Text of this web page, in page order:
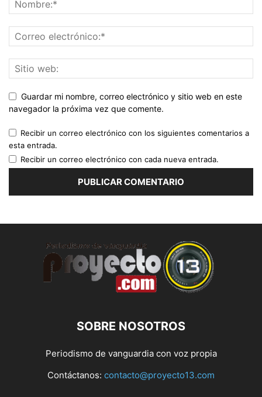
Guardar mi nombre, correo electrónico y sitio web en este
navegador la próxima vez que comente.
Recibir un correo electrónico con los siguientes comentarios a
esta entrada.
Recibir un correo electrónico con cada nueva entrada.
SOBRE NOSOTROS
Periodismo de vanguardia con voz propia
Contáctanos: contacto@proyecto13.com